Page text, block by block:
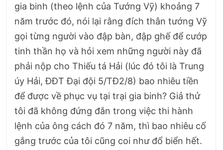
gia binh (theo lệnh của Tướng Vỹ) khoảng 7
năm trước đó, nói lại rằng đích thân tướng Vỹ
gọi từng người vào đập bàn, đập ghế để cướp
tinh thần họ và hỏi xem những người này đã
phải nộp cho Thiếu tá Hải (lúc đó tôi là Trung
úy Hải, ĐĐT Đại đội 5/TĐ2/8) bao nhiêu tiền
để được về phục vụ tại trại gia binh? Giả thử
tôi đã không đứng đắn trong việc thi hành
lệnh của ông cách đó 7 năm, thì bao nhiêu cố
gắng trước của tôi cũng coi như đổ biển hết.